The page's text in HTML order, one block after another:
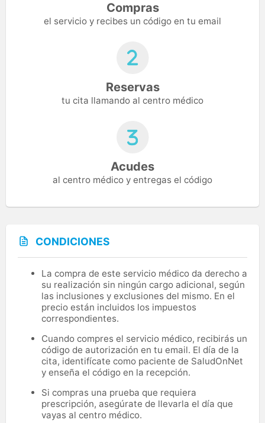
Compras
el servicio y recibes un código en tu email
Reservas
tu cita llamando al centro médico
Acudes
al centro médico y entregas el código
CONDICIONES
La compra de este servicio médico da derecho a
su realización sin ningún cargo adicional, según
las inclusiones y exclusiones del mismo. En el
precio están incluidos los impuestos
correspondientes.
Cuando compres el servicio médico, recibirás un
código de autorización en tu email. El día de la
cita, identifícate como paciente de SaludOnNet
y enseña el código en la recepción.
Si compras una prueba que requiera
prescripción, asegúrate de llevarla el día que
vayas al centro médico.